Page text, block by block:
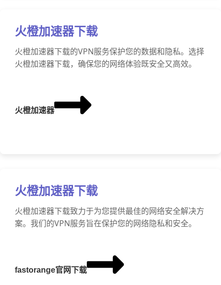
火橙加速器下载
火橙加速器下载的VPN服务保护您的数据和隐私。选择
火橙加速器下载，确保您的网络体验既安全又高效。
火橙加速器
火橙加速器下载
火橙加速器下载致力于为您提供最佳的网络安全解决方
案。我们的VPN服务旨在保护您的网络隐私和安全。
fastorange官网下载